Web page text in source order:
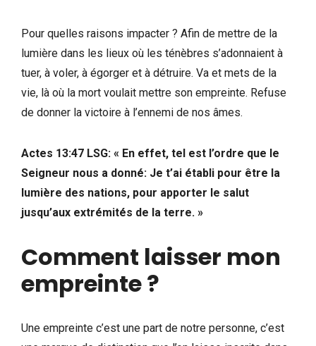
Pour quelles raisons impacter ? Afin de mettre de la
lumière dans les lieux où les ténèbres s’adonnaient à
tuer, à voler, à égorger et à détruire. Va et mets de la
vie, là où la mort voulait mettre son empreinte. Refuse
de donner la victoire à l’ennemi de nos âmes.
Actes 13:47 LSG: « En effet, tel est l’ordre que le
Seigneur nous a donné: Je t’ai établi pour être la
lumière des nations, pour apporter le salut
jusqu’aux extrémités de la terre. »
Comment laisser mon
empreinte ?
Une empreinte c’est une part de notre personne, c’est